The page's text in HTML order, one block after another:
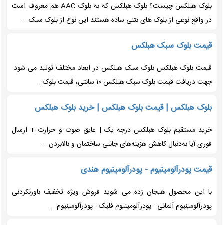
بلوک هبلکس چیست؟ بلوک هبلکس که به بلوک AAC هم معروف است
در واقع نوعی از بلوک های بتنی ساده هستند این نوع از بلوک سبک...
قیمت بلوک سبک هبلکس
قیمت بلوک هبلکس بلوک سبک هبلکس در ابعاد مختلف تولید می شود.
جهت دریافت قیمت بلوک سبک هبلکس ۱۰ سانتی، قیمت بلوک...
بلوک هبلکس | قیمت بلوک هبلکس | خرید بلوک هبلکس
خرید مستقیم بلوک هبلکس درجه یک | عایق صوت و حرارت + ارسال
فوری آیا به‌دنبال کاهش هزینه‌های جانبی ساختمان و بالابردن...
قیمت پودرآلومینیوم - پودرآلومینیوم هندی
با این محصول هیجان زده می شوید فروش ویژه تخفيف باورنکردنی
پودرآلومینیوم آلمانی - پودرآلومینیوم فلیک - پودرآلومینیوم...